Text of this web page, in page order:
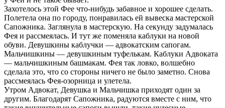
Захотелось этой Фее что-нибудь забавное и хорошее сделать.
Полетела она по городу, понравилась ей вывеска мастерской
Сапожника. Заглянула в мастерскую. На секунду задумалась
Фея и рассмеялась. И тут же поменяла каблуки на новой
обуви. Девушкины каблучки — адвокатским сапогам.
Мальчишкины — девушкиным туфелькам. Каблуки Адвоката
— мальчишкиным башмакам. Фея так ловко, волшебно
сделала это, что со стороны ничего не было заметно. Снова
рассмеялась Фея-озорница и улетела.
Утром Адвокат, Девушка и Мальчишка приходят один за
другим. Благодарят Сапожника, радуются вместе с ним, что